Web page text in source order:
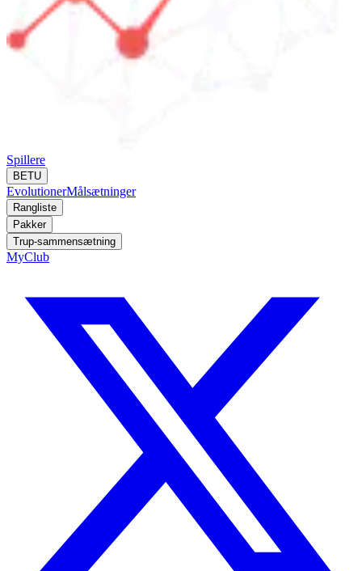
Spillere
BETU
EvolutionerMålsætninger
Rangliste
Pakker
Trup-sammensætning
MyClub